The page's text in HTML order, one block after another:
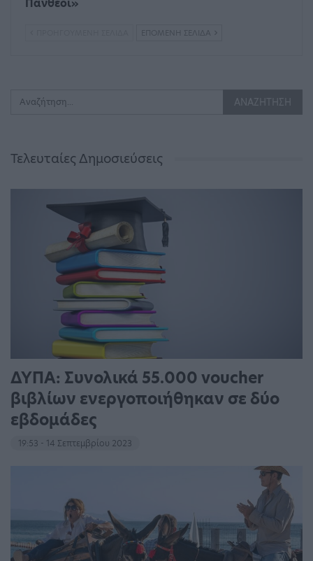
Πανθέοι»
ΕΠΌΜΕΝΗ ΣΕΛΊΔΑ
Τελευταίες Δημοσιεύσεις
ΔΥΠΑ: Συνολικά 55.000 voucher
βιβλίων ενεργοποιήθηκαν σε δύο
εβδομάδες
19:53 - 14 Σεπτεμβρίου 2023